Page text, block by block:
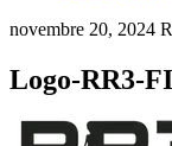
novembre 20, 2024
Logo-RR3-